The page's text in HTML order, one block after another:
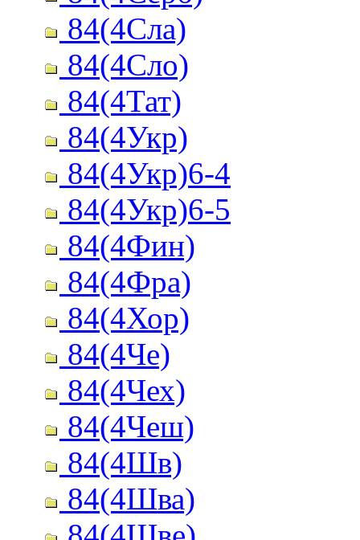
84(4Сла)
84(4Сло)
84(4Тат)
84(4Укр)
84(4Укр)6-4
84(4Укр)6-5
84(4Фин)
84(4Фра)
84(4Хор)
84(4Че)
84(4Чех)
84(4Чеш)
84(4Шв)
84(4Шва)